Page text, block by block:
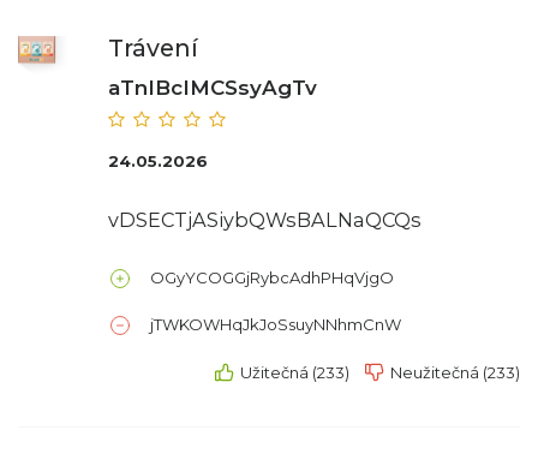
Trávení
aTnIBcIMCSsyAgTv
24.05.2026
vDSECTjASiybQWsBALNaQCQs
OGyYCOGGjRybcAdhPHqVjgO
jTWKOWHqJkJoSsuyNNhmCnW
Užitečná (233) Neužitečná (233)